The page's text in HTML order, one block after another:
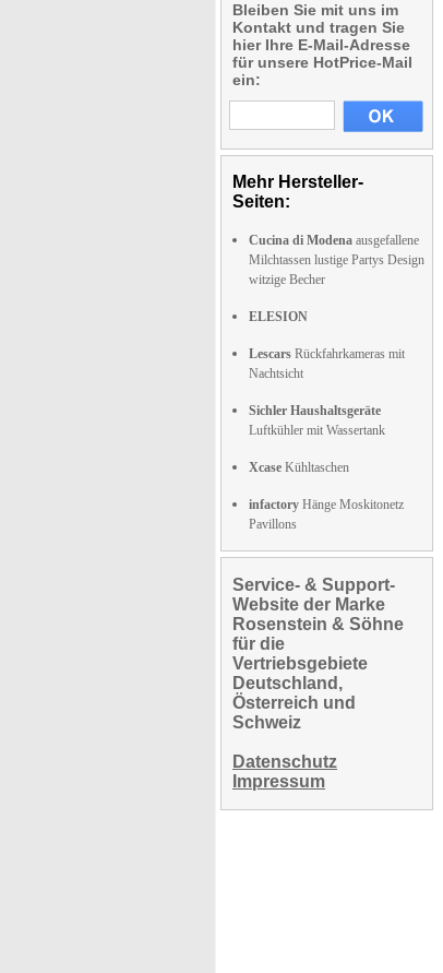
Bleiben Sie mit uns im
Kontakt und tragen Sie
hier Ihre E-Mail-Adresse
für unsere HotPrice-Mail
ein:
Mehr Hersteller-
Seiten:
Cucina di Modena ausgefallene
Milchtassen lustige Partys Design
witzige Becher
ELESION
Lescars Rückfahrkameras mit
Nachtsicht
Sichler Haushaltsgeräte
Luftkühler mit Wassertank
Xcase Kühltaschen
infactory Hänge Moskitonetz
Pavillons
Service- & Support-
Website der Marke
Rosenstein & Söhne
für die
Vertriebsgebiete
Deutschland,
Österreich und
Schweiz
Datenschutz
Impressum